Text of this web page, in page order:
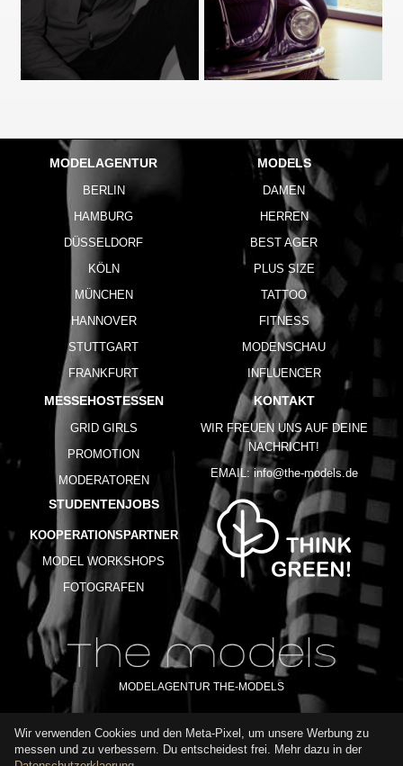
MODELAGENTUR
BERLIN
HAMBURG
DÜSSELDORF
KÖLN
MÜNCHEN
HANNOVER
STUTTGART
FRANKFURT
MODELS
DAMEN
HERREN
BEST AGER
PLUS SIZE
TATTOO
FITNESS
MODENSCHAU
INFLUENCER
MESSEHOSTESSEN
GRID GIRLS
PROMOTION
MODERATOREN
STUDENTENJOBS
KOOPERATIONSPARTNER
MODEL WORKSHOPS
FOTOGRAFEN
KONTAKT
WIR FREUEN UNS AUF DEINE
NACHRICHT!
EMAIL: info@the-models.de
MODELAGENTUR THE-MODELS
IMPRESSUM AGB DATENSCHUTZ
NUTZUNGSBEDINGUNGEN
Wir verwenden Cookies und den Meta-Pixel, um unsere Werbung zu
messen und zu verbessern. Du entscheidest frei. Mehr dazu in der